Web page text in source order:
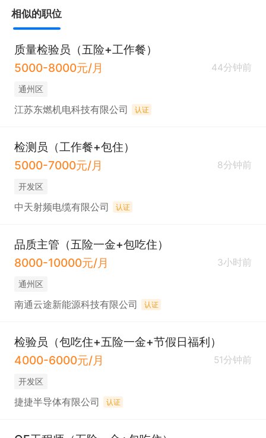
相似的职位
质量检验员（五险+工作餐）
5000-8000元/月
44分钟前
通州区
江苏东燃机电科技有限公司 认证
检测员（工作餐+包住）
5000-7000元/月
8分钟前
开发区
中天射频电缆有限公司 认证
品质主管（五险一金+包吃住）
8000-10000元/月
3小时前
通州区
南通云途新能源科技有限公司 认证
检验员（包吃住+五险一金+节假日福利）
4000-6000元/月
51分钟前
开发区
捷捷半导体有限公司 认证